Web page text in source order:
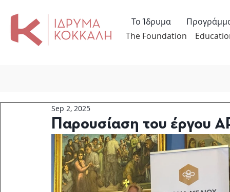
The Foundation
Το Ίδρυμα
Παρουσίαση του έργου
Sep 2, 2025